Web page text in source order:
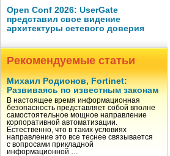
Open Conf 2026: UserGate
представил свое видение
архитектуры сетевого доверия
Рекомендуемые статьи
Михаил Родионов, Fortinet:
Развиваясь по известным законам
В настоящее время информационная
безопасность представляет собой вполне
самостоятельное мощное направление
корпоративной автоматизации.
Естественно, что в таких условиях
направление это все теснее связывается
с вопросами прикладной
информационной …